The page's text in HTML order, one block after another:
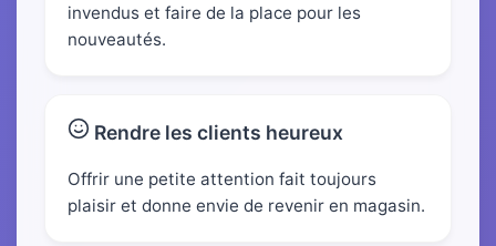
invendus et faire de la place pour les
nouveautés.
Rendre les clients heureux
Offrir une petite attention fait toujours
plaisir et donne envie de revenir en magasin.